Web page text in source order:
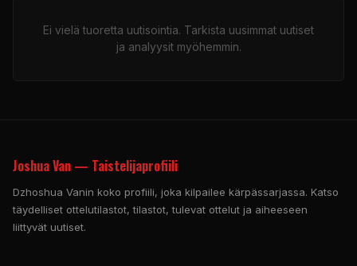
Ei vielä tuoretta uutisointia. Tarkista uusimmat uutiset
ja analyysit myöhemmin.
Joshua Van — Taistelijaprofiili
Dzhoshua Vanin koko profiili, joka kilpailee kärpässarjassa. Katso
täydelliset ottelutilastot, tilastot, tulevat ottelut ja aiheeseen
liittyvät uutiset.